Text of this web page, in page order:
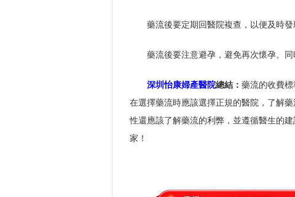
藥流後要定期回醫院複查，以便及時發
藥流後要注意避孕，避免再次懷孕。
深圳怡康婦產醫院總結： 藥流的收費
在選擇藥流時應該選擇正規的醫院，了解
性還應該了解藥流的利弊，並遵循醫生的
家！